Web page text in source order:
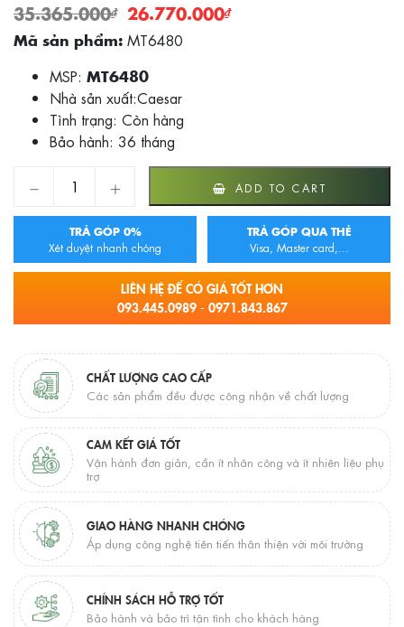
35.365.000₫ 26.770.000₫
Mã sản phẩm: MT6480
MSP: MT6480
Nhà sản xuất:Caesar
Tình trạng: Còn hàng
Bảo hành: 36 tháng
BỒN TẮM MASAGE CAESAR MT6480 quantity
ADD TO CART
TRẢ GÓP 0%
Xét duyệt nhanh chóng
TRẢ GÓP QUA THẺ
Visa, Master card,...
LIÊN HỆ ĐỂ CÓ GIÁ TỐT HƠN
093.445.0989 - 0971.843.867
CHẤT LƯỢNG CAO CẤP
Các sản phẩm đều được công nhận về chất lượng
CAM KẾT GIÁ TỐT
Vận hành đơn giản, cần ít nhân công và ít nhiên liệu phụ
trợ
GIAO HÀNG NHANH CHÓNG
Áp dụng công nghệ tiên tiến thân thiện với môi trường
CHÍNH SÁCH HỖ TRỢ TỐT
Bảo hành và bảo trì tận tình cho khách hàng